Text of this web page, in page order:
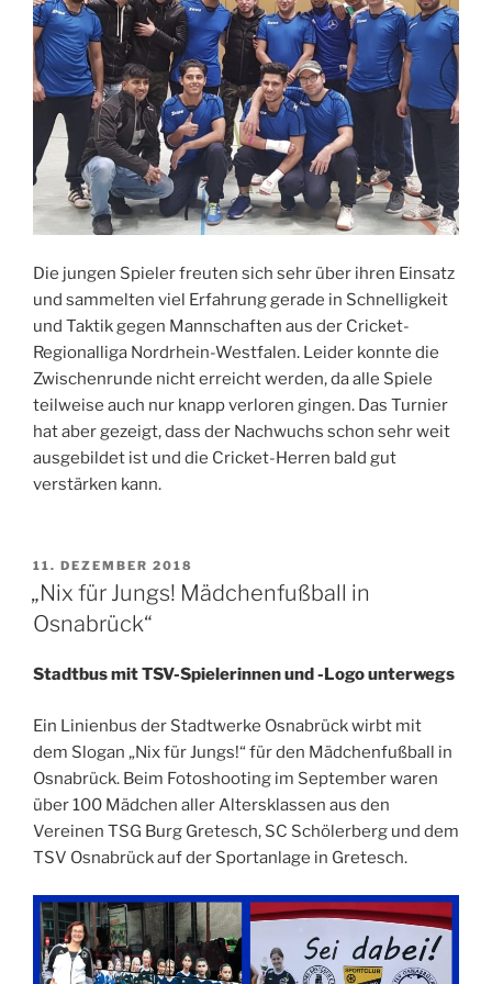
Die jungen Spieler freuten sich sehr über ihren Einsatz
und sammelten viel Erfahrung gerade in Schnelligkeit
und Taktik gegen Mannschaften aus der Cricket-
Regionalliga Nordrhein-Westfalen. Leider konnte die
Zwischenrunde nicht erreicht werden, da alle Spiele
teilweise auch nur knapp verloren gingen. Das Turnier
hat aber gezeigt, dass der Nachwuchs schon sehr weit
ausgebildet ist und die Cricket-Herren bald gut
verstärken kann.
VERÖFFENTLICHT
AM
11. DEZEMBER 2018
„Nix für Jungs! Mädchenfußball in
Osnabrück“
Stadtbus mit TSV-Spielerinnen und -Logo unterwegs
Ein Linienbus der Stadtwerke Osnabrück wirbt mit
dem Slogan „Nix für Jungs!“ für den Mädchenfußball in
Osnabrück. Beim Fotoshooting im September waren
über 100 Mädchen aller Altersklassen aus den
Vereinen TSG Burg Gretesch, SC Schölerberg und dem
TSV Osnabrück auf der Sportanlage in Gretesch.